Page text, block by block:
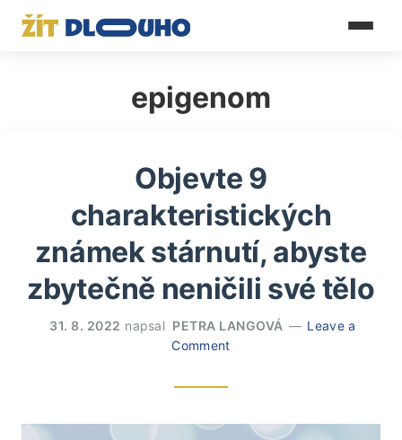
epigenom
Objevte 9
charakteristických
známek stárnutí, abyste
zbytečně neničili své tělo
31. 8. 2022 napsal PETRA LANGOVÁ
Leave a
Comment